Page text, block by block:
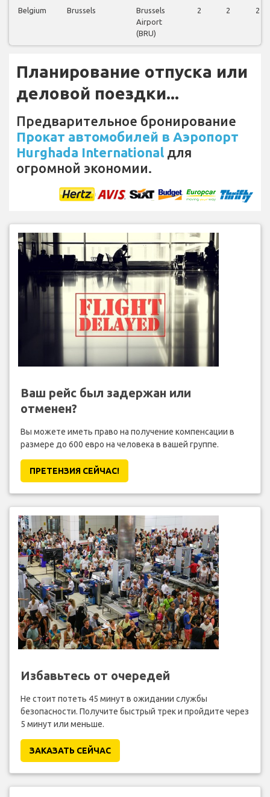
Belgium Brussels
Brussels
Airport
(BRU)
2 2 2
Планирование отпуска или
деловой поездки...
Предварительное бронирование
Прокат автомобилей в Аэропорт
Hurghada International для
огромной экономии.
Ваш рейс был задержан или
отменен?
Вы можете иметь право на получение компенсации в
размере до 600 евро на человека в вашей группе.
ПРЕТЕНЗИЯ CЕЙЧАС!
Избавьтесь от очередей
Не стоит потеть 45 минут в ожидании службы
безопасности. Получите быстрый трек и пройдите через
5 минут или меньше.
ЗАКАЗАТЬ СЕЙЧАС